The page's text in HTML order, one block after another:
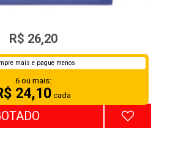
50 ENV. FINO 1090AZ
R$ 26,20
mais e pague menos
6 ou mais:
24,10 cada